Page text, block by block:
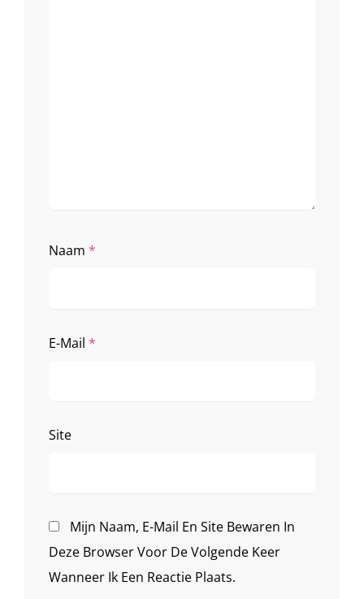
Naam *
E-Mail *
Site
Mijn Naam, E-Mail En Site Bewaren In
Deze Browser Voor De Volgende Keer
Wanneer Ik Een Reactie Plaats.